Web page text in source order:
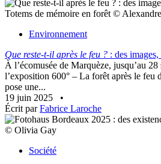
Totems de mémoire en forêt ©
Environnement
Que reste-t-il après le feu ? : des
À l’écomusée de Marquèze, jusqu’au 28
l’exposition 600° – La forêt après le feu
pose une...
19 juin 2025
•
Écrit parFabrice Laroche
© Olivia Gay
Société